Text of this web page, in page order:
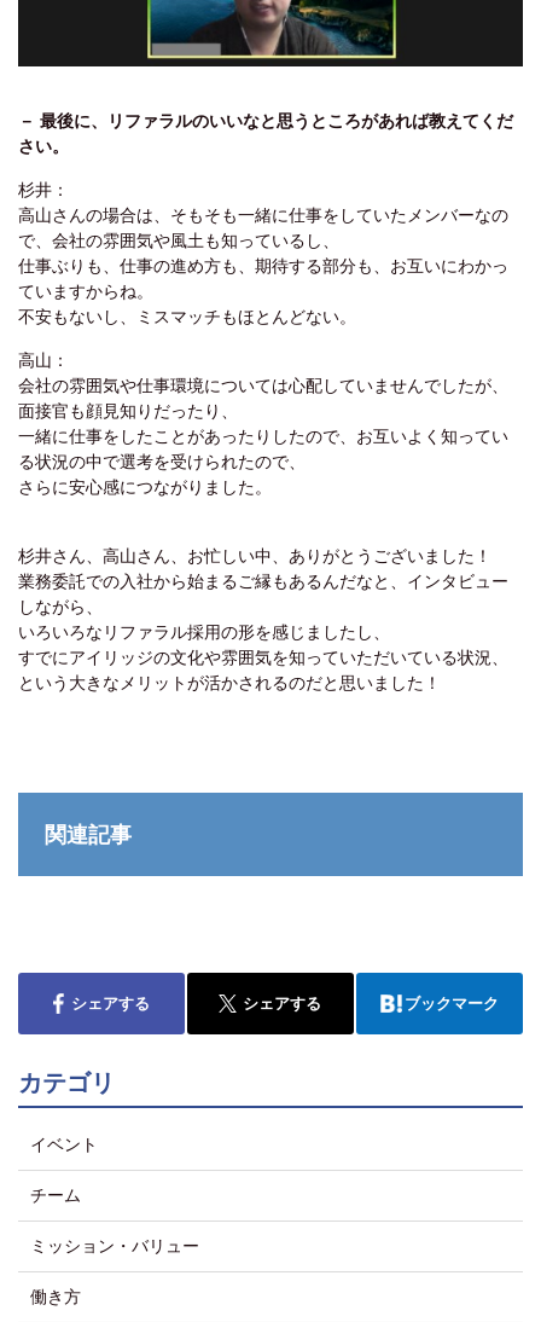
－ 最後に、リファラルのいいなと思うところがあれば教えてくだ
さい。
杉井：
高山さんの場合は、そもそも一緒に仕事をしていたメンバーなの
で、会社の雰囲気や風土も知っているし、
仕事ぶりも、仕事の進め方も、期待する部分も、お互いにわかっ
ていますからね。
不安もないし、ミスマッチもほとんどない。
高山：
会社の雰囲気や仕事環境については心配していませんでしたが、
面接官も顔見知りだったり、
一緒に仕事をしたことがあったりしたので、お互いよく知ってい
る状況の中で選考を受けられたので、
さらに安心感につながりました。
杉井さん、高山さん、お忙しい中、ありがとうございました！
業務委託での入社から始まるご縁もあるんだなと、インタビュー
しながら、
いろいろなリファラル採用の形を感じましたし、
すでにアイリッジの文化や雰囲気を知っていただいている状況、
という大きなメリットが活かされるのだと思いました！
関連記事
シェアする シェアする ブックマーク
カテゴリ
イベント
チーム
ミッション・バリュー
働き方